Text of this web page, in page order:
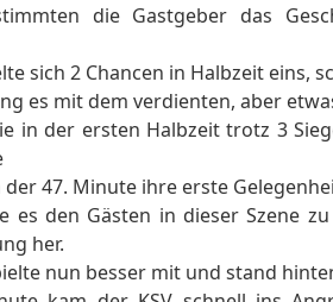
die Gastgeber das
sich 2 Chancen in Halbzeit
es mit dem verdienten, aber
in der ersten Halbzeit trotz 3
47. Minute ihre erste
es den Gästen in dieser Szene
her.
nun besser mit und stand